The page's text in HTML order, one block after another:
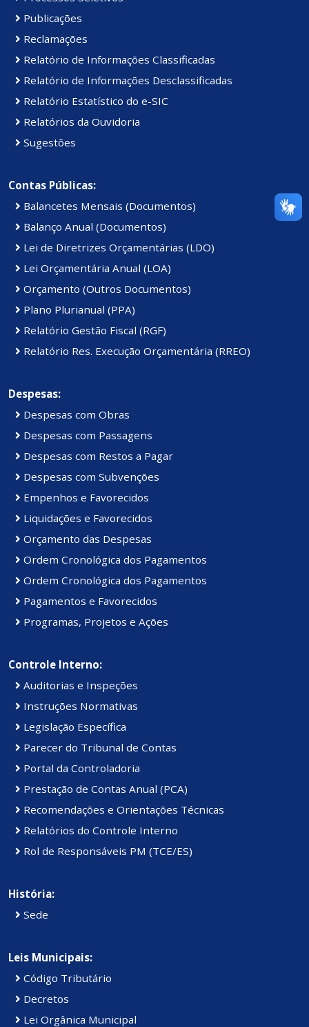
Publicações
Reclamações
Relatório de Informações Classificadas
Relatório de Informações Desclassificadas
Relatório Estatístico do e-SIC
Relatórios da Ouvidoria
Sugestões
Contas Públicas:
Balancetes Mensais (Documentos)
Balanço Anual (Documentos)
Lei de Diretrizes Orçamentárias (LDO)
Lei Orçamentária Anual (LOA)
Orçamento (Outros Documentos)
Plano Plurianual (PPA)
Relatório Gestão Fiscal (RGF)
Relatório Res. Execução Orçamentária (RREO)
Despesas:
Despesas com Obras
Despesas com Passagens
Despesas com Restos a Pagar
Despesas com Subvenções
Empenhos e Favorecidos
Liquidações e Favorecidos
Orçamento das Despesas
Ordem Cronológica dos Pagamentos
Ordem Cronológica dos Pagamentos
Pagamentos e Favorecidos
Programas, Projetos e Ações
Controle Interno:
Auditorias e Inspeções
Instruções Normativas
Legislação Específica
Parecer do Tribunal de Contas
Portal da Controladoria
Prestação de Contas Anual (PCA)
Recomendações e Orientações Técnicas
Relatórios do Controle Interno
Rol de Responsáveis PM (TCE/ES)
História:
Sede
Leis Municipais:
Código Tributário
Decretos
Lei Orgânica Municipal